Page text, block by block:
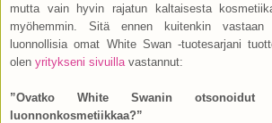
mutta vain hyvin rajatun kaltaisesta
myöhemmin. Sitä ennen kuitenkin vastaan
luonnollisia omat White Swan -tuotesarjani
olen yritykseni sivuilla vastannut:
”Ovatko White Swanin
luonnonkosmetiikkaa?”